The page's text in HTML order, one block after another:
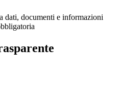
dati, documenti e informazioni